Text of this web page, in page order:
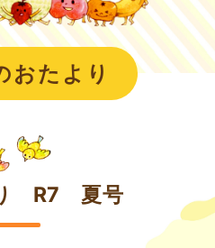
おたより
R7 夏号